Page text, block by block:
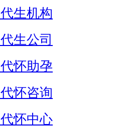
生机构
生公司
怀助孕
怀咨询
怀中心